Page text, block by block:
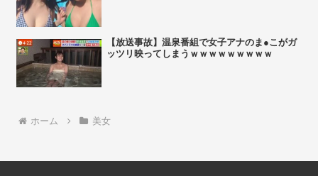
【放送事故】温泉番組で女子アナのま●こがガ
ッツリ映ってしまうｗｗｗｗｗｗｗｗｗ
ホーム 美女